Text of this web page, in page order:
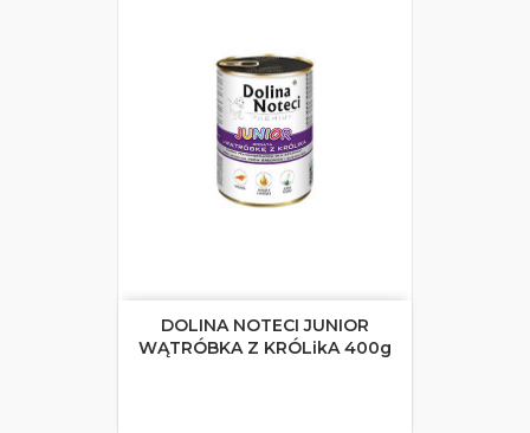
DOLINA NOTECI JUNIOR
WĄTRÓBKA Z KRÓLikA 400g